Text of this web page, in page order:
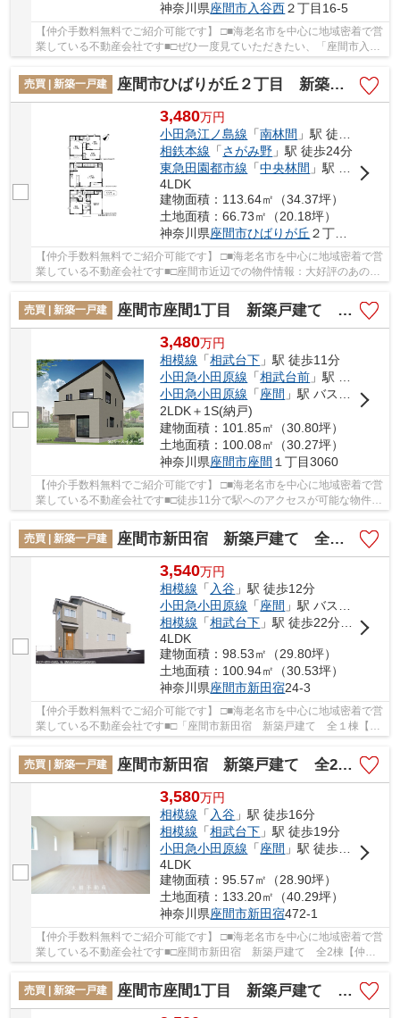
神奈川県座間市入谷西２丁目16-5
【仲介手数料無料でご紹介可能です】 □■海老名市を中心に地域密着で営
業している不動産会社です■□ぜひ一度見ていただきたい、「座間市入谷
西2丁目 新築戸建て 全4棟【仲介手数料無料...
売買 | 新築一戸建
座間市ひばりが丘２丁目 新築戸建て 全１棟【仲介手数料無料】
3,480万円
小田急江ノ島線 「南林間 」駅 徒歩24分
相鉄本線 「さがみ野 」駅 徒歩24分
東急田園都市線 「中央林間 」駅 バス14分 「県公社東原団地前」 停歩4分
4LDK
建物面積：113.64㎡（34.37坪）
土地面積：66.73㎡（20.18坪）
神奈川県座間市ひばりが丘 ２丁目22-7
【仲介手数料無料でご紹介可能です】 □■海老名市を中心に地域密着で営
業している不動産会社です■□座間市近辺での物件情報：大好評のあの物
売買 | 新築一戸建
座間市座間1丁目 新築戸建て 全4棟 【仲介手数料無料】
3,480万円
相模線 「相武台下 」駅 徒歩11分
小田急小田原線 「相武台前 」駅 バス8分 「 座間」 停歩5分
小田急小田原線 「座間 」駅 バス11分 「座間中宿」 停歩4分
2LDK＋1S(納戸)
建物面積：101.85㎡（30.80坪）
土地面積：100.08㎡（30.27坪）
神奈川県座間市座間 １丁目3060
【仲介手数料無料でご紹介可能です】 □■海老名市を中心に地域密着で営
業している不動産会社です■□徒歩11分で駅へのアクセスが可能な物件で
売買 | 新築一戸建
座間市新田宿 新築戸建て 全１棟【仲介手数料無料】
3,540万円
相模線 「 入谷 」駅 徒歩12分
小田急小田原線 「座間 」駅 バス9分 「ひまわり畑入口」 停歩4分
相模線 「相武台下 」駅 徒歩22分車5分 2.1km
4LDK
建物面積：98.53㎡（29.80坪）
土地面積：100.94㎡（30.53坪）
神奈川県座間市新田宿24-3
【仲介手数料無料でご紹介可能です】 □■海老名市を中心に地域密着で営
業している不動産会社です■□「座間市新田宿 新築戸建て 全１棟【仲
売買 | 新築一戸建
座間市新田宿 新築戸建て 全2棟【仲介手数料無料】
3,580万円
相模線 「 入谷 」駅 徒歩16分
相模線 「相武台下 」駅 徒歩19分
小田急小田原線 「座間 」駅 徒歩22分
4LDK
建物面積：95.57㎡（28.90坪）
土地面積：133.20㎡（40.29坪）
神奈川県座間市新田宿472-1
【仲介手数料無料でご紹介可能です】 □■海老名市を中心に地域密着で営
業している不動産会社です■□座間市新田宿 新築戸建て 全2棟【仲介
売買 | 新築一戸建
座間市座間1丁目 新築戸建て 全4棟 【仲介手数料無料】